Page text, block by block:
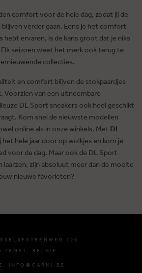
comfort voor de hele dag, zodat jij de
blijven verder gaan. Eens je het comfort
hebt ervaren, is de kans groot dat je niks
seizoen weet het merk ook terug te
collecties.
en comfort blijven de stokpaardjes
Voorzien van een uitneembare
DL Sport sneakers ook heel geschikt
Kom snel de nieuwste modellen
online als in onze winkels. Met DL
het hele jaar door op wolkjes en kom je
voor de dag. Maar ook de DL Sport
zijn absoluut meer dan de moeite
nieuwe favorieten?
129
ZEMST, BELGIË
E. INFO@CARMI.BE